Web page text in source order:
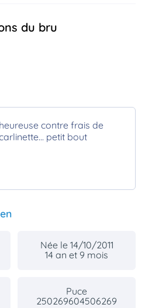
du bru
contre frais de
petit bout
Née le 14/10/2011
14 an et 9 mois
Puce
250269604506269